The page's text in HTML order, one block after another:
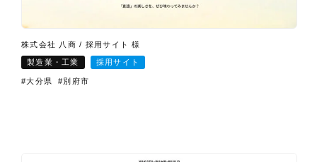
株式会社 八商 / 採用サイト 様
製造業・工業 採用サイト
#大分県 #別府市